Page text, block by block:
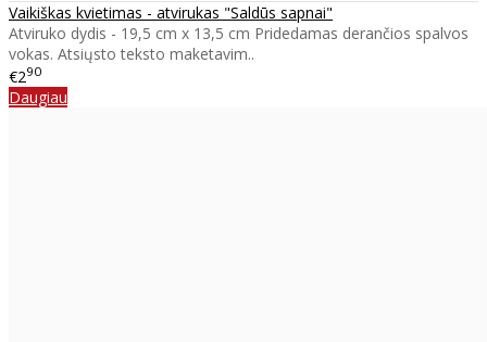
Vaikiškas kvietimas - atvirukas "Saldūs sapnai"
Atviruko dydis - 19,5 cm x 13,5 cm Pridedamas derančios spalvos
vokas. Atsiųsto teksto maketavim..
€290
Daugiau